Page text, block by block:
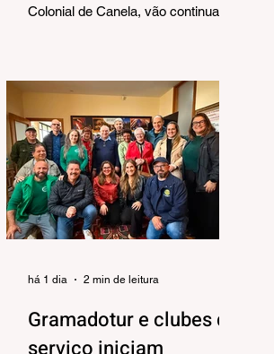
Colonial de Canela, vão continuar
Secretaria Municipal de Turismo e
Cultura, a pedido dos próprios
artesãos, a estrutura seguirá
montada para aproveitar a
movimentação da cidade durante a
Temporada de Inverno, que também
contará com programação musical
no local. O funcionamento da
Gramadotur e clubes de
há 1 dia 2 min de leitura